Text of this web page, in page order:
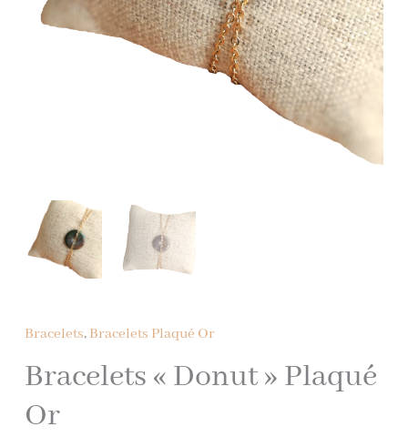
Bracelets,Bracelets Plaqué Or
Bracelets « Donut » Plaqué
Or